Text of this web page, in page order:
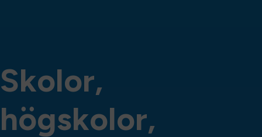
Skolor,
högskolor,